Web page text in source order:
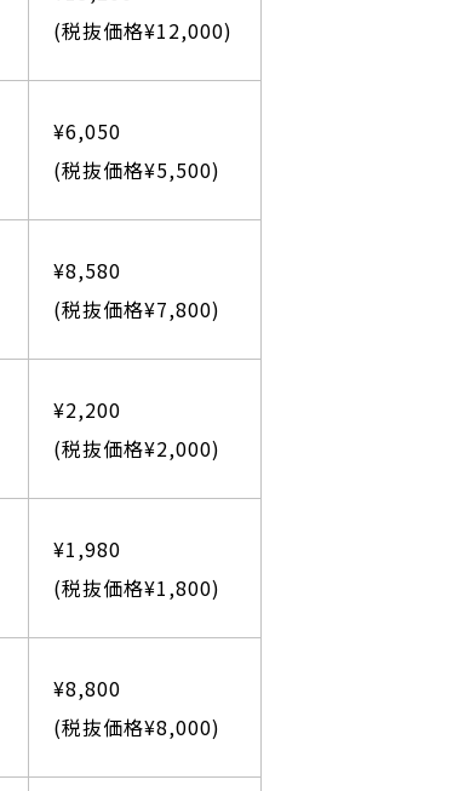
(税抜価格¥12,000)
¥6,050
(税抜価格¥5,500)
¥8,580
(税抜価格¥7,800)
¥2,200
(税抜価格¥2,000)
¥1,980
(税抜価格¥1,800)
¥8,800
(税抜価格¥8,000)